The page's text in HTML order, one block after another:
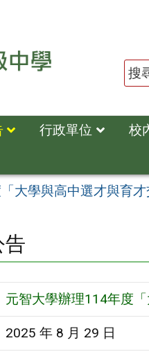
行政單位 校
大學與高中選才與育才
告
元智大學辦理114年度
2025 年 8 月 29 日